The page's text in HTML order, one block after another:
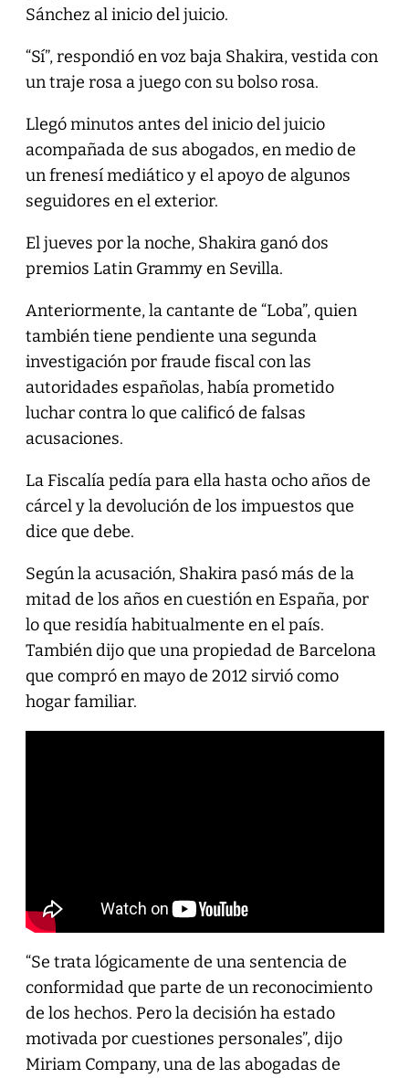
Sánchez al inicio del juicio.
“Sí”, respondió en voz baja Shakira, vestida con
un traje rosa a juego con su bolso rosa.
Llegó minutos antes del inicio del juicio
acompañada de sus abogados, en medio de
un frenesí mediático y el apoyo de algunos
seguidores en el exterior.
El jueves por la noche, Shakira ganó dos
premios Latin Grammy en Sevilla.
Anteriormente, la cantante de “Loba”, quien
también tiene pendiente una segunda
investigación por fraude fiscal con las
autoridades españolas, había prometido
luchar contra lo que calificó de falsas
acusaciones.
La Fiscalía pedía para ella hasta ocho años de
cárcel y la devolución de los impuestos que
dice que debe.
Según la acusación, Shakira pasó más de la
mitad de los años en cuestión en España, por
lo que residía habitualmente en el país.
También dijo que una propiedad de Barcelona
que compró en mayo de 2012 sirvió como
hogar familiar.
“Se trata lógicamente de una sentencia de
conformidad que parte de un reconocimiento
de los hechos. Pero la decisión ha estado
motivada por cuestiones personales”, dijo
Miriam Company, una de las abogadas de